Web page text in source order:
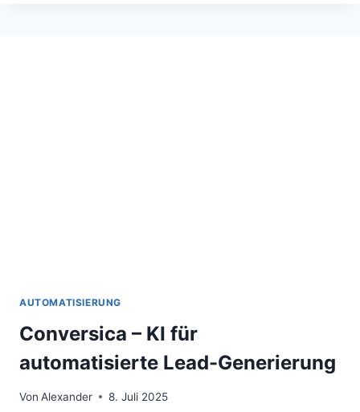
AUTOMATISIERUNG
Conversica – KI für
automatisierte Lead-Generierung
Von Alexander 8. Juli 2025